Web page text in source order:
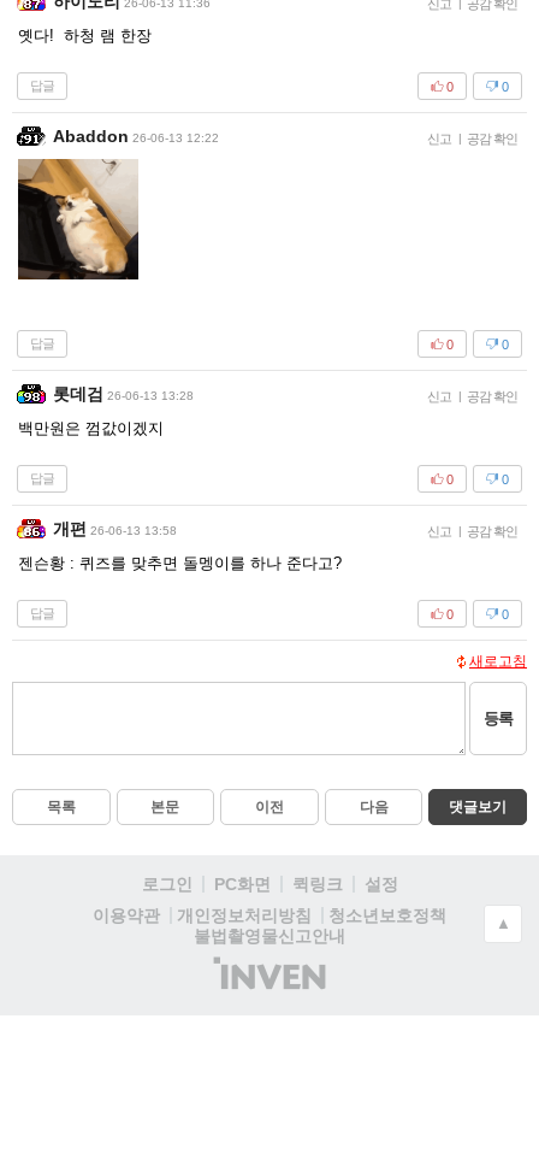
26-06-13 11:36 신고 | 공감 확인
옛다! 하청 램 한장
답글 0
0
Abaddon 26-06-13 12:22 신고 | 공감 확인
답글 0
0
롯데검 26-06-13 13:28 신고 | 공감 확인
백만원은 껌값이겠지
답글 0
0
개편 26-06-13 13:58 신고 | 공감 확인
젠슨황 : 퀴즈를 맞추면 돌멩이를 하나 준다고?
답글 0
0
새로고침
등록
목록 본문 이전 다음 댓글보기
로그인 PC화면 퀵링크
설정
이용약관
개인정보처리방침
청소년보호정책
불법촬영물신고안내
(주)
인
▲